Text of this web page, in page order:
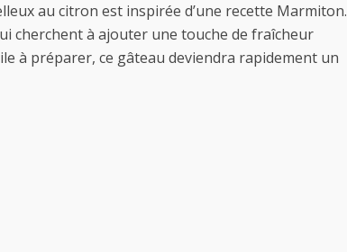
au citron est inspirée d’une recette Marmiton.
cherchent à ajouter une touche de fraîcheur
à préparer, ce gâteau deviendra rapidement un